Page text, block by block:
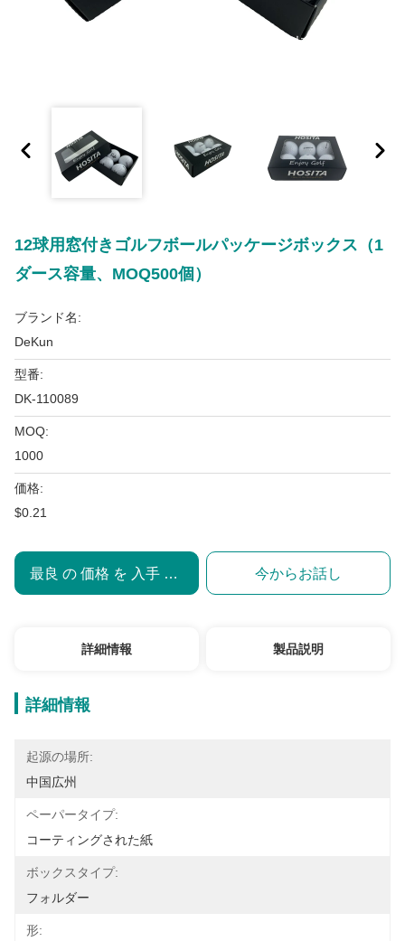
12球用窓付きゴルフボールパッケージボックス（1
ダース容量、MOQ500個）
ブランド名:
DeKun
型番:
DK-110089
MOQ:
1000
価格:
$0.21
最良 の 価格 を 入手 する 今からお話し
詳細情報 製品説明
詳細情報
起源の場所:
中国広州
ペーパータイプ:
コーティングされた紙
ボックスタイプ:
フォルダー
形: